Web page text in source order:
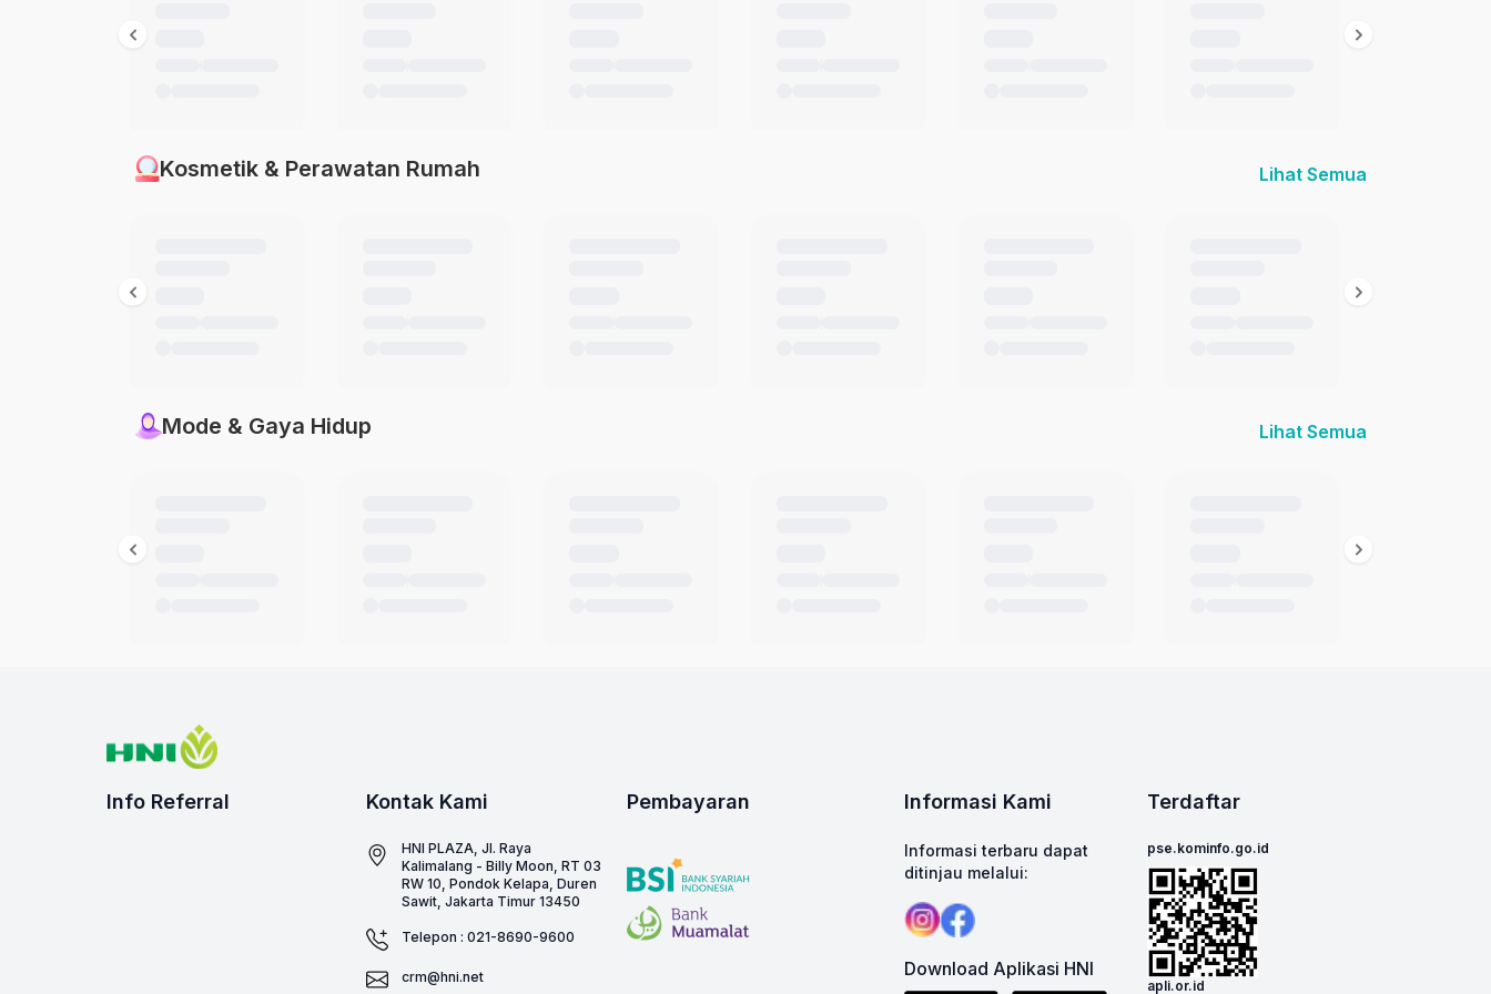
Kosmetik & Perawatan Rumah Lihat Semua
Mode & Gaya Hidup Lihat Semua
Info Referral Kontak Kami
HNI PLAZA, Jl. Raya
Kalimalang - Billy Moon, RT 03
RW 10, Pondok Kelapa, Duren
Sawit, Jakarta Timur 13450
Telepon : 021-8690-9600
crm@hni.net
Pembayaran Informasi Kami
Informasi terbaru dapat
ditinjau melalui:
Download Aplikasi HNI
Terdaftar
pse.kominfo.go.id
apli.or.id